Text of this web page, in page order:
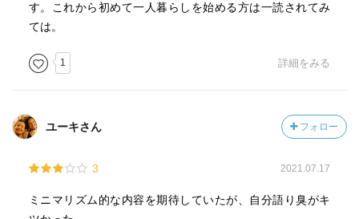
す。これから初めて一人暮らしを始める方は一読されてみ
ては。
1 詳細をみる
ユーキさん フォロー
3 2021.07.17
ミニマリズム的な内容を期待していたが、自分語り臭がキ